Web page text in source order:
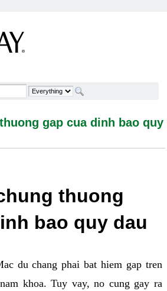
gap cua dinh bao quy dau -
gap cua dinh bao quy
thuong
bao quy dau
du chang phai bat hiem gap tren
khoa. Tuy vay, no cung gay ra